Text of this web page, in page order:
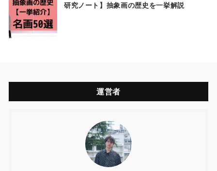
研究ノート】抽象画の歴史を一挙解説
運営者